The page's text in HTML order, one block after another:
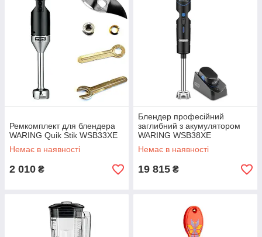
Ремкомплект для блендера
WARING Quik Stik WSB33XE
Немає в наявності
2 010 ₴
Блендер професійний
заглибний з акумулятором
WARING WSB38XE
Немає в наявності
19 815 ₴